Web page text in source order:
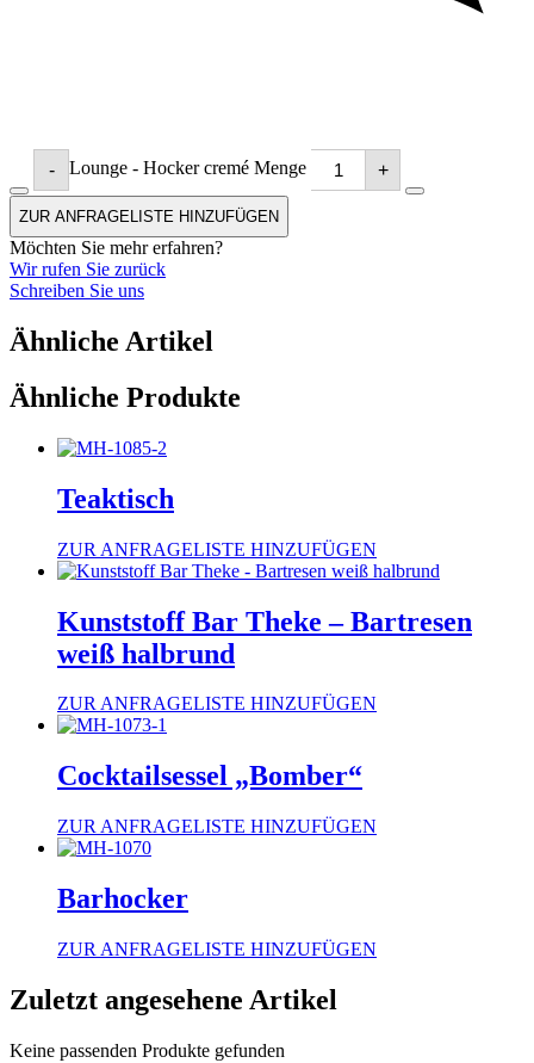
- Lounge - Hocker cremé Menge +
ZUR ANFRAGELISTE HINZUFÜGEN
Möchten Sie mehr erfahren?
Wir rufen Sie zurück
Schreiben Sie uns
Ähnliche Artikel
Ähnliche Produkte
Teaktisch
ZUR ANFRAGELISTE HINZUFÜGEN
Kunststoff Bar Theke – Bartresen
weiß halbrund
ZUR ANFRAGELISTE HINZUFÜGEN
Cocktailsessel „Bomber“
ZUR ANFRAGELISTE HINZUFÜGEN
Barhocker
ZUR ANFRAGELISTE HINZUFÜGEN
Zuletzt angesehene Artikel
Keine passenden Produkte gefunden